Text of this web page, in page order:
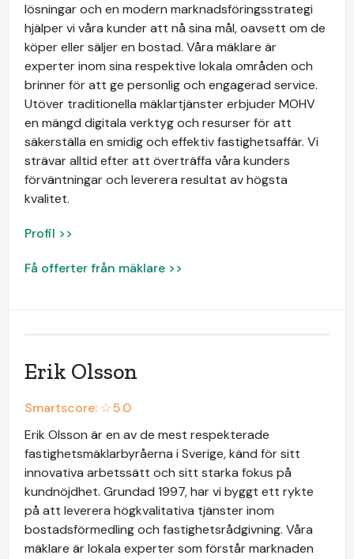
lösningar och en modern marknadsföringsstrategi
hjälper vi våra kunder att nå sina mål, oavsett om de
köper eller säljer en bostad. Våra mäklare är
experter inom sina respektive lokala områden och
brinner för att ge personlig och engagerad service.
Utöver traditionella mäklartjänster erbjuder MOHV
en mängd digitala verktyg och resurser för att
säkerställa en smidig och effektiv fastighetsaffär. Vi
strävar alltid efter att överträffa våra kunders
förväntningar och leverera resultat av högsta
kvalitet.
Profil >>
Få offerter från mäklare >>
Erik Olsson
Smartscore: ☆5.0
Erik Olsson är en av de mest respekterade
fastighetsmäklarbyråerna i Sverige, känd för sitt
innovativa arbetssätt och sitt starka fokus på
kundnöjdhet. Grundad 1997, har vi byggt ett rykte
på att leverera högkvalitativa tjänster inom
bostadsförmedling och fastighetsrådgivning. Våra
mäklare är lokala experter som förstår marknaden